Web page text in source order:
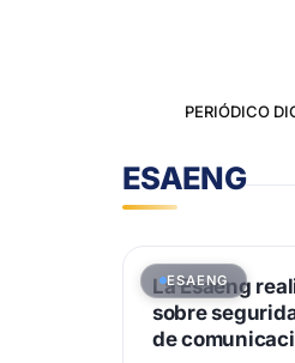
PERIÓDICO
ESAENG
ESAENG
La Esaeng
sobre
de